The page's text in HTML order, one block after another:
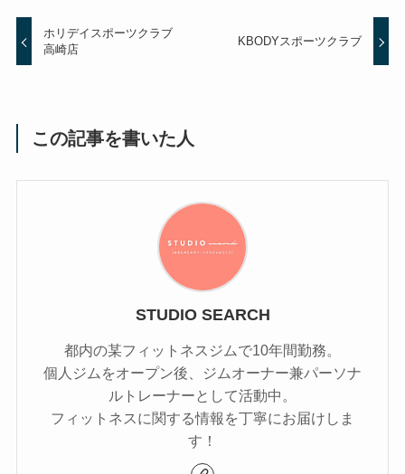
ホリデイスポーツクラブ
高崎店
KBODYスポーツクラブ
この記事を書いた人
STUDIO SEARCH
都内の某フィットネスジムで10年間勤務。
個人ジムをオープン後、ジムオーナー兼パーソナ
ルトレーナーとして活動中。
フィットネスに関する情報を丁寧にお届けしま
す！